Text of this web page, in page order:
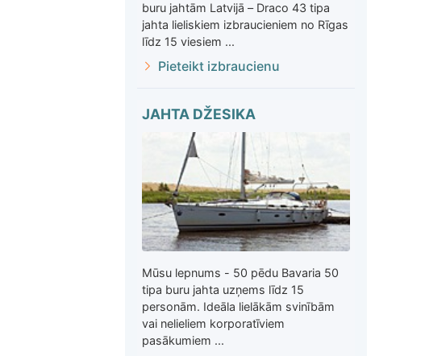
buru jahtām Latvijā – Draco 43 tipa
jahta lieliskiem izbraucieniem no Rīgas
līdz 15 viesiem ...
Pieteikt izbraucienu
JAHTA DŽESIKA
Mūsu lepnums - 50 pēdu Bavaria 50
tipa buru jahta uzņems līdz 15
personām. Ideāla lielākām svinībām
vai nelieliem korporatīviem
pasākumiem ...